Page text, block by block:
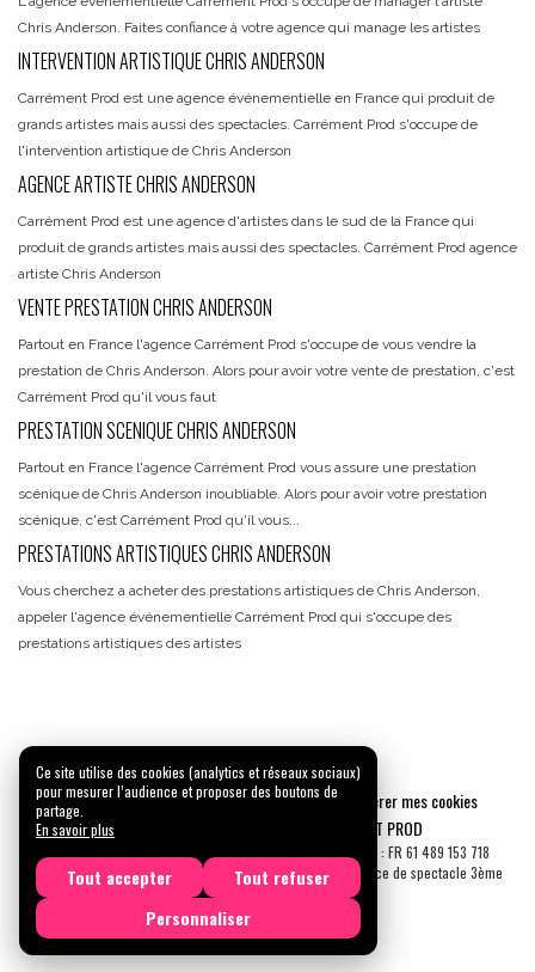
Chris Anderson. Faites confiance à votre agence qui manage les artistes
INTERVENTION ARTISTIQUE CHRIS ANDERSON
Carrément Prod est une agence événementielle en France qui produit de
grands artistes mais aussi des spectacles. Carrément Prod s'occupe de
l'intervention artistique de Chris Anderson
AGENCE ARTISTE CHRIS ANDERSON
Carrément Prod est une agence d'artistes dans le sud de la France qui
produit de grands artistes mais aussi des spectacles. Carrément Prod agence
artiste Chris Anderson
VENTE PRESTATION CHRIS ANDERSON
Partout en France l'agence Carrément Prod s'occupe de vous vendre la
prestation de Chris Anderson. Alors pour avoir votre vente de prestation, c'est
Carrément Prod qu'il vous faut
PRESTATION SCENIQUE CHRIS ANDERSON
Partout en France l'agence Carrément Prod vous assure une prestation
scénique de Chris Anderson inoubliable. Alors pour avoir votre prestation
scénique, c'est Carrément Prod qu'il vous...
PRESTATIONS ARTISTIQUES CHRIS ANDERSON
Vous cherchez a acheter des prestations artistiques de Chris Anderson,
appeler l'agence événementielle Carrément Prod qui s'occupe des
prestations artistiques des artistes
Mentions légales Confidentialité
Gérer mes cookies
Tous droits réservés © 2026 |
CARREMENT PROD
N° SIRET : 489 153 718 00031 - APE : 9001 Z - N° TVA Int. : FR 61 489 153 718
Licence de spectacle 2ème catégorie N°2-1048153 - Licence de spectacle 3ème
catégorie N°3-1048152
Ce site utilise des cookies (analytics et réseaux sociaux)
pour mesurer l’audience et proposer des boutons de
partage.
En savoir plus
Tout accepter
Tout refuser
Personnaliser